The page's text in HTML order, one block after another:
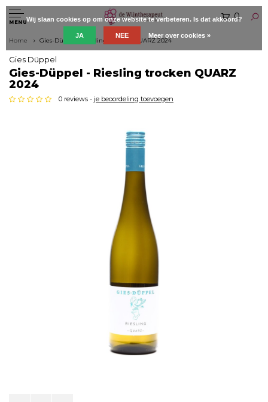
MENU
0
Home Gies-Düppel - Riesling trocken QUARZ 2024
Gies Düppel
Gies-Düppel - Riesling trocken QUARZ
2024
0 reviews - je beoordeling toevoegen
Wij slaan cookies op om onze website te verbeteren. Is dat akkoord?
JA NEE Meer over cookies »